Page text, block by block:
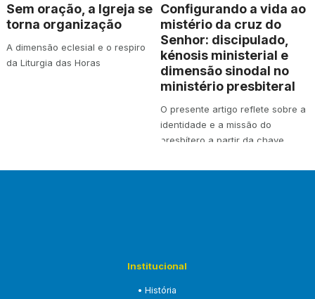
Sem oração, a Igreja se
torna organização
A dimensão eclesial e o respiro
da Liturgia das Horas
Configurando a vida ao
mistério da cruz do
Senhor: discipulado,
kénosis ministerial e
dimensão sinodal no
ministério presbiteral
O presente artigo reflete sobre a
identidade e a missão do
presbítero a partir da chave
Institucional
• História